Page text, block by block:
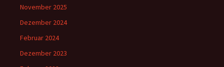
November 2025
Dezember 2024
Februar 2024
Dezember 2023